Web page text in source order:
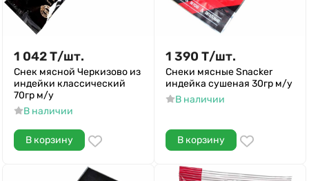
1 042Т/шт.
Снек мясной Черкизово из
индейки классический
70гр м/у
В наличии
В корзину
1 390 Т/шт.
Снеки мясные Snacker
индейка сушеная 30гр м/у
В наличии
В корзину